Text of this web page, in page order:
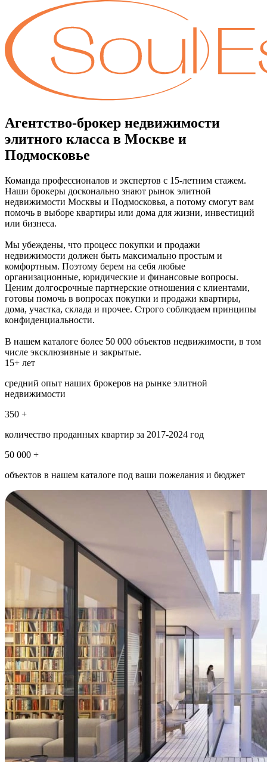
Агентство-брокер недвижимости
элитного класса в Москве и
Подмосковье
Команда профессионалов и экспертов с 15-летним стажем.
Наши брокеры досконально знают рынок элитной
недвижимости Москвы и Подмосковья, а потому смогут вам
помочь в выборе квартиры или дома для жизни, инвестиций
или бизнеса.
Мы убеждены, что процесс покупки и продажи
недвижимости должен быть максимально простым и
комфортным. Поэтому берем на себя любые
организационные, юридические и финансовые вопросы.
Ценим долгосрочные партнерские отношения с клиентами,
готовы помочь в вопросах покупки и продажи квартиры,
дома, участка, склада и прочее. Строго соблюдаем принципы
конфиденциальности.
В нашем каталоге более 50 000 объектов недвижимости, в том
числе эксклюзивные и закрытые.
15+ лет
средний опыт наших брокеров на рынке элитной
недвижимости
350 +
количество проданных квартир за 2017-2024 год
50 000 +
объектов в нашем каталоге под ваши пожелания и бюджет